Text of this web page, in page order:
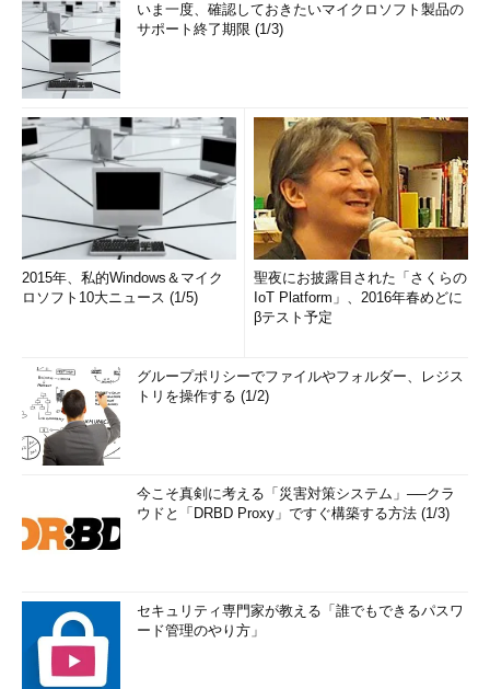
いま一度、確認しておきたいマイクロソフト製品の
サポート終了期限 (1/3)
2015年、私的Windows＆マイク
ロソフト10大ニュース (1/5)
聖夜にお披露目された「さくらの
IoT Platform」、2016年春めどに
βテスト予定
グループポリシーでファイルやフォルダー、レジス
トリを操作する (1/2)
今こそ真剣に考える「災害対策システム」──クラ
ウドと「DRBD Proxy」ですぐ構築する方法 (1/3)
セキュリティ専門家が教える「誰でもできるパスワ
ード管理のやり方」